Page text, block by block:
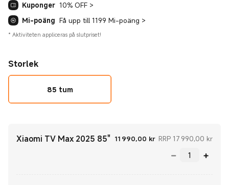
Kuponger 10% OFF >
Mi-poäng Få upp till 1199 Mi-poäng >
* Aktiviteten appliceras på slutpriset!
Storlek
85 tum
Xiaomi TV Max 2025 85" 11 990,00 krCurrent Price
RRP 17 990,00 kr